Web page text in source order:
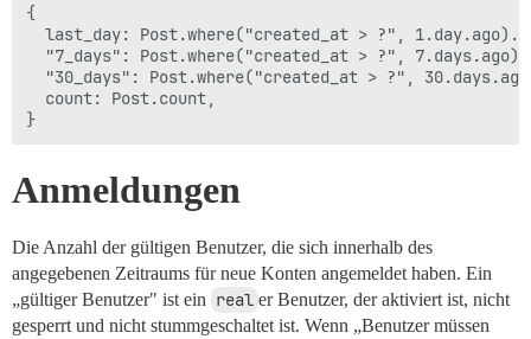
{
last_day: Post.where("created_at > ?",
"7_days": Post.where("created_at > ?",
"30_days": Post.where("created_at > ?",
  count: Post.count,
Anmeldungen
Die Anzahl der gültigen Benutzer, die sich innerhalb des
angegebenen Zeitraums für neue Konten angemeldet haben. Ein
„gültiger Benutzer" ist ein real er Benutzer, der aktiviert ist, nicht
gesperrt und nicht stummgeschaltet ist. Wenn „Benutzer müssen